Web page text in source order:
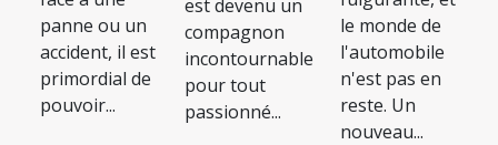
panne ou un
accident, il est
primordial de
pouvoir...
est devenu un
compagnon
incontournable
pour tout
passionné...
le monde de
l'automobile
n'est pas en
reste. Un
nouveau...